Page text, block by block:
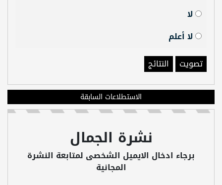
لا
لا أعلم
تصويت
النتائج
الاستطلاعات السابقة
نشرة الجمال
برجاء ادخال الايميل الشخصى لمتابعة النشرة
المجانية